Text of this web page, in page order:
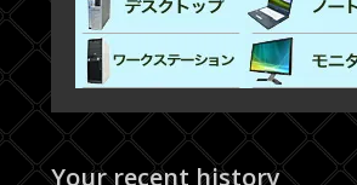
Your recent history